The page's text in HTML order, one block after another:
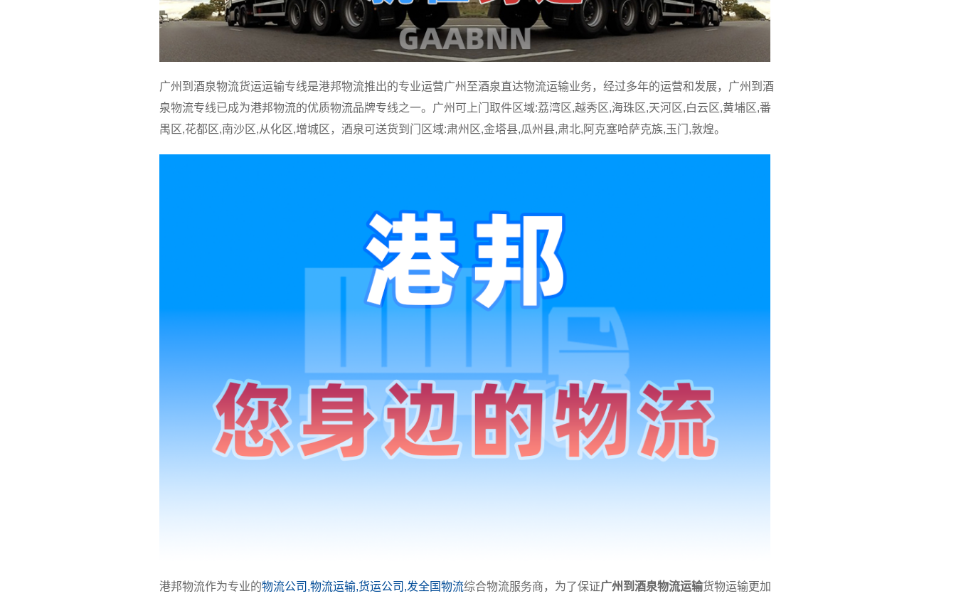
广州到酒泉物流货运运输专线是港邦物流推出的专业运营广州至酒泉直达物流运输业务，经过多年的运营和发展，广州到酒
泉物流专线已成为港邦物流的优质物流品牌专线之一。广州可上门取件区域:荔湾区,越秀区,海珠区,天河区,白云区,黄埔区,番
禺区,花都区,南沙区,从化区,增城区，酒泉可送货到门区域:肃州区,金塔县,瓜州县,肃北,阿克塞哈萨克族,玉门,敦煌。
港邦物流作为专业的物流公司,物流运输,货运公司,发全国物流综合物流服务商，为了保证广州到酒泉物流运输货物运输更加